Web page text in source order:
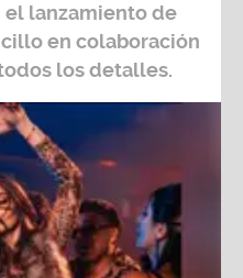
el lanzamiento de
en colaboración
los detalles.